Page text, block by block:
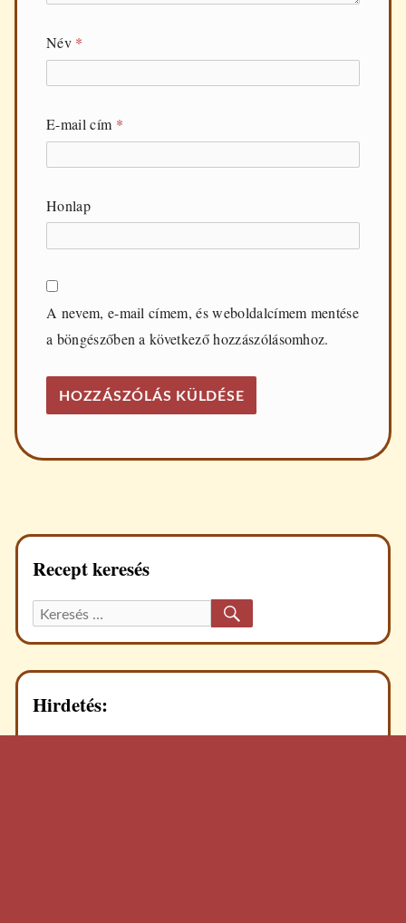
Név *
E-mail cím *
Honlap
A nevem, e-mail címem, és weboldalcímem mentése
a böngészőben a következő hozzászólásomhoz.
Recept keresés
Keresett
recept:
Hirdetés: